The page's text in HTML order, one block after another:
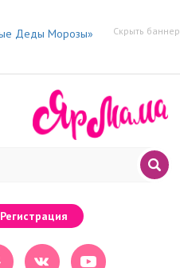
Скрыть баннер
Регистрация